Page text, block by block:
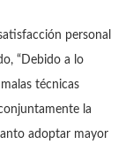
personal
“Debido a lo
técnicas
la
adoptar mayor